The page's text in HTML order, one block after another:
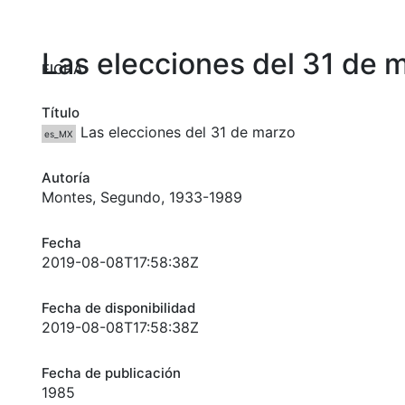
Las elecciones del 31 de
FICHA
Título
es_MX Las elecciones del 31 de marzo
Autoría
Montes, Segundo, 1933-1989
Fecha
2019-08-08T17:58:38Z
Fecha de disponibilidad
2019-08-08T17:58:38Z
Fecha de publicación
1985